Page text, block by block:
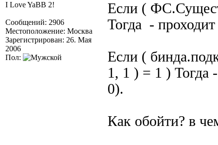
I Love YaBB 2!
Сообщений: 2906
Местоположение: Москва
Зарегистрирован: 26. Мая
2006
Пол:
Если (
Тогда -
Если (
1, 1 ) = 1 ) Тогда
0).
Как обойти? в